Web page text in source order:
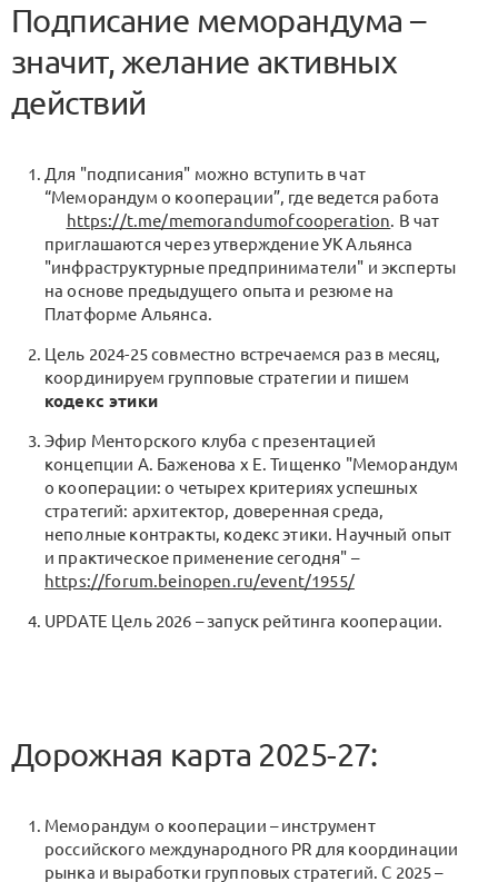
Подписание меморандума –
значит, желание активных
действий
Для "подписания" можно вступить в чат
“Меморандум о кооперации”, где ведется работа
https://t.me/memorandumofcooperation. В чат
приглашаются через утверждение УК Альянса
"инфраструктурные предприниматели" и эксперты
на основе предыдущего опыта и резюме на
Платформе Альянса.
Цель 2024-25 совместно встречаемся раз в месяц,
координируем групповые стратегии и пишем
кодекс этики
Эфир Менторского клуба с презентацией
концепции А. Баженова х Е. Тищенко "Меморандум
о кооперации: о четырех критериях успешных
стратегий: архитектор, доверенная среда,
неполные контракты, кодекс этики. Научный опыт
и практическое применение сегодня" –
https://forum.beinopen.ru/event/1955/
UPDATE Цель 2026 – запуск рейтинга кооперации.
Дорожная карта 2025-27:
Меморандум о кооперации – инструмент
российского международного PR для координации
рынка и выработки групповых стратегий. С 2025 –